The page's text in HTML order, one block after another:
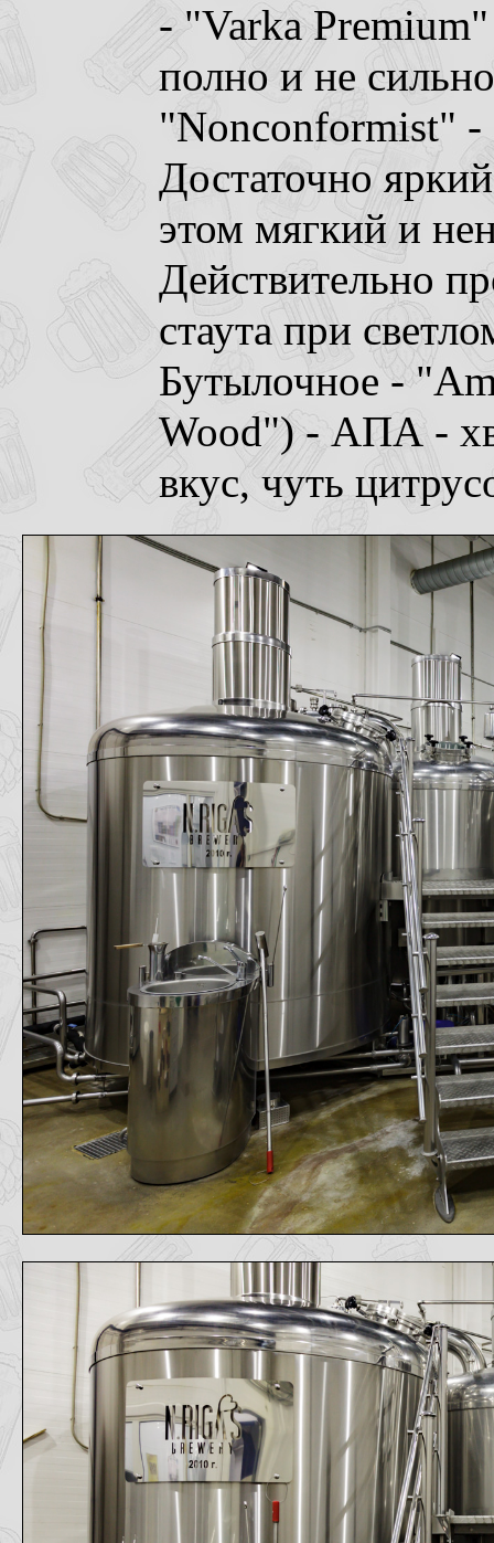
- "Varka
полно и не
"Nonconformist" -
Достаточно
этом мягкий и
Действительно
стаута при
Бутылочное -
Wood") - АПА -
вкус, чуть